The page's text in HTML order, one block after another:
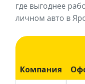
где выгоднее
личном авто в
Компания